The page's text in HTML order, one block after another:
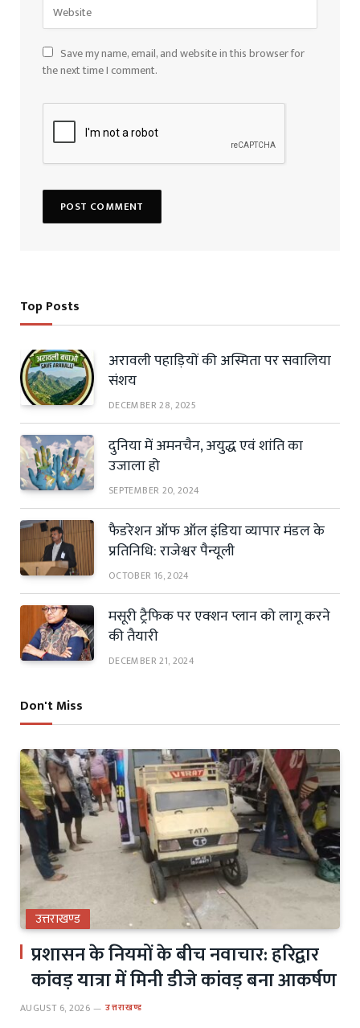
Save my name, email, and website in this browser for
the next time I comment.
Top Posts
अरावली पहाड़ियों की अस्मिता पर सवालिया
संशय
DECEMBER 28, 2025
दुनिया में अमनचैन, अयुद्ध एवं शांति का
उजाला हो
SEPTEMBER 20, 2024
फैडरेशन ऑफ ऑल इंडिया व्यापार मंडल के
प्रतिनिधि: राजेश्वर पैन्यूली
OCTOBER 16, 2024
मसूरी ट्रैफिक पर एक्शन प्लान को लागू करने
की तैयारी
DECEMBER 21, 2024
Don't Miss
उत्तराखण्ड
प्रशासन के नियमों के बीच नवाचार: हरिद्वार
कांवड़ यात्रा में मिनी डीजे कांवड़ बना आकर्षण
AUGUST 6, 2026 उत्तराखण्ड